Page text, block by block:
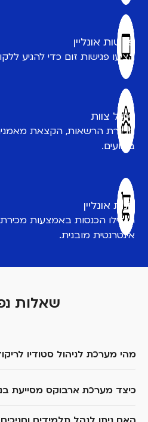
פגישות אונליין
הציעו פגישות זום כדי להגיע
ניהול צוות
הגדרת הרשאות, הקצאת
ביצועים.
חנות אונליין
הגדילו הכנסות באמצעות מכירת
אינטרנטית מובנית.
שאלות
מהי מערכת לניהול סטודיו
ייעודית המאפשרת לבעלי סטודיו
כיצד מערכת ארבוקס מסייעת
המערכת כוללת יומן מקצועי